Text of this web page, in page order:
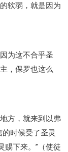
软弱，就是因为
为这不合乎圣
，保罗也这么
方，就来到以弗
时候受了圣灵
赐下来。”（使徒